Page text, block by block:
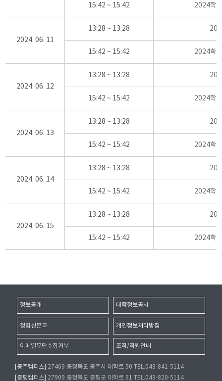
15:42 ~ 15:42 2024학
2024. 06. 11
13:28 ~ 13:28
15:42 ~ 15:42 2024학
2024. 06. 12
13:28 ~ 13:28
15:42 ~ 15:42 2024학
2024. 06. 13
13:28 ~ 13:28
15:42 ~ 15:42 2024학
2024. 06. 14
13:28 ~ 13:28
15:42 ~ 15:42 2024학
2024. 06. 15
13:28 ~ 13:28
15:42 ~ 15:42 2024학
정보공개 대학정보공시
청렴신문고 개인정보처리방침
이메일무단수집거부 조직/직원안내
[충주캠퍼스]
27469 충청북도 충주시 대학로 50 TEL.043-841-5114
[증평캠퍼스]
27909 충청북도 증평군 대학로 61 TEL.043-820-5114